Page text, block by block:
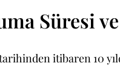
Süresi
itibaren 10